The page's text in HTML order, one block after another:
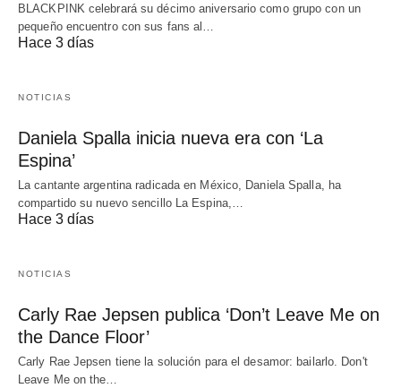
BLACKPINK celebrará su décimo aniversario como grupo con un
pequeño encuentro con sus fans al…
Hace 3 días
NOTICIAS
Daniela Spalla inicia nueva era con ‘La
Espina’
La cantante argentina radicada en México, Daniela Spalla, ha
compartido su nuevo sencillo La Espina,…
Hace 3 días
NOTICIAS
Carly Rae Jepsen publica ‘Don’t Leave Me on
the Dance Floor’
Carly Rae Jepsen tiene la solución para el desamor: bailarlo. Don't
Leave Me on the…